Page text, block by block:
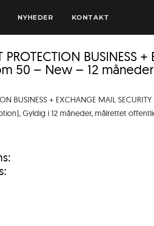
NYHEDER KONTAKT
PROTECTION BUSINESS
50 – New – 12 måneder
BUSINESS + EXCHANGE MAIL
Gyldig i 12 måneder, målrettet